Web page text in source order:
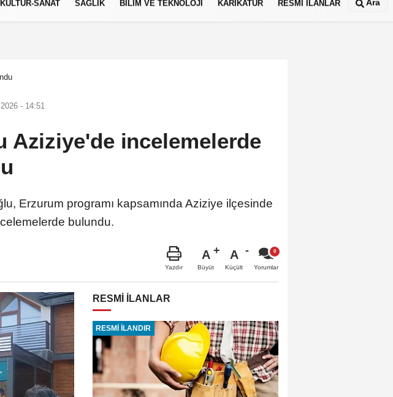
KÜLTÜR-SANAT SAĞLIK BİLİM VE TEKNOLOJİ KARİKATÜR RESMİ İLANLAR Ara
- 14:51
Aziziye'de incelemelerde
Erzurum programı kapsamında Aziziye ilçesinde
bulundu.
Yazdır
A
Büyüt
A
Küçült Yorumlar
RESMİ İLANLAR
RESMİ İLANDIR